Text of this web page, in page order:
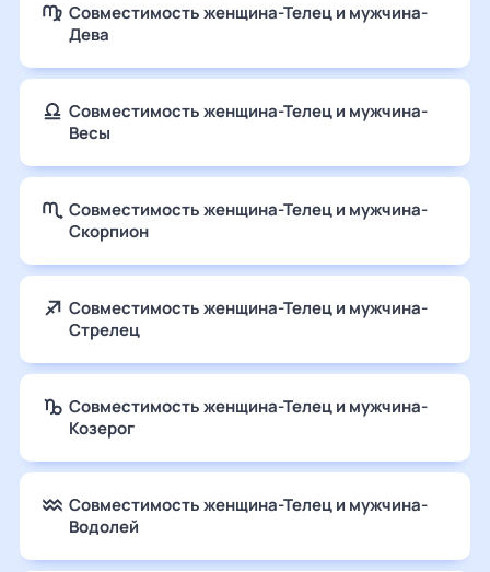
Совместимость женщина-Телец и мужчина-
Дева
Совместимость женщина-Телец и мужчина-
Весы
Совместимость женщина-Телец и мужчина-
Скорпион
Совместимость женщина-Телец и мужчина-
Стрелец
Совместимость женщина-Телец и мужчина-
Козерог
Совместимость женщина-Телец и мужчина-
Водолей